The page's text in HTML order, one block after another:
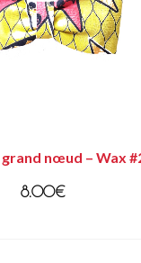
nœud – Wax
8.00€